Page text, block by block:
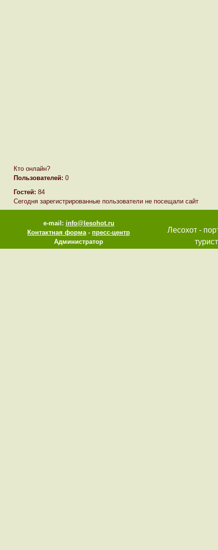
Кто онлайн?
Пользователей: 0
Гостей: 84
Сегодня зарегистрированные пользователи не посещали сайт
e-mail: info@lesohot.ru
Контактная форма-пресс-центр
Администратор
Лесохот -